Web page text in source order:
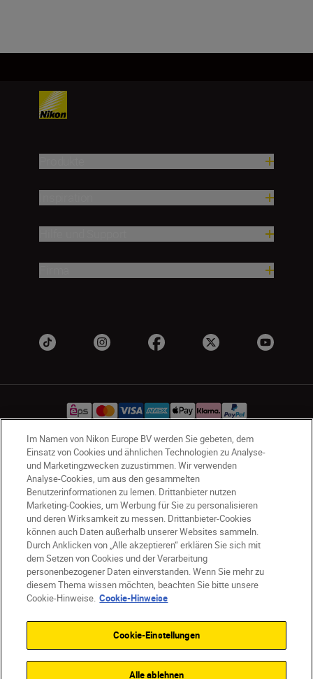
AT Nikon Sites
Kontaktieren Sie uns
Datenschutzhinweis
Nutzungsbedingungen
Geschäftsbedingungen des Nikon Stores
Cookie-Hinweise
Barrierefreiheit
Cookie-Einstellungen
© 2026 Nikon
Im Namen von Nikon Europe BV werden Sie gebeten, dem
Einsatz von Cookies und ähnlichen Technologien zu Analyse-
und Marketingzwecken zuzustimmen. Wir verwenden
Analyse-Cookies, um aus den gesammelten
Benutzerinformationen zu lernen. Drittanbieter nutzen
Marketing-Cookies, um Werbung für Sie zu personalisieren
und deren Wirksamkeit zu messen. Drittanbieter-Cookies
können auch Daten außerhalb unserer Websites sammeln.
Durch Anklicken von „Alle akzeptieren“ erklären Sie sich mit
dem Setzen von Cookies und der Verarbeitung
personenbezogener Daten einverstanden. Wenn Sie mehr zu
diesem Thema wissen möchten, beachten Sie bitte unsere
Cookie-Hinweise. Cookie-Hinweise
Cookie-Einstellungen
Alle ablehnen